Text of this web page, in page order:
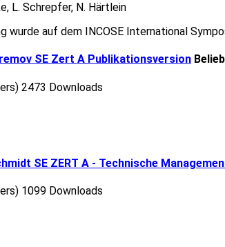
L. Schrepfer, N. Härtlein
wurde auf dem INCOSE International
SE Zert A Publikationsversion
2473 Downloads
SE ZERT A - Technische
1099 Downloads